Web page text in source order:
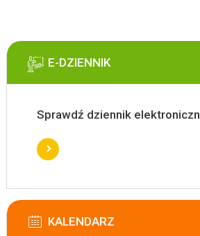
E-DZIENNIK
Sprawdź dziennik
KALENDARZ